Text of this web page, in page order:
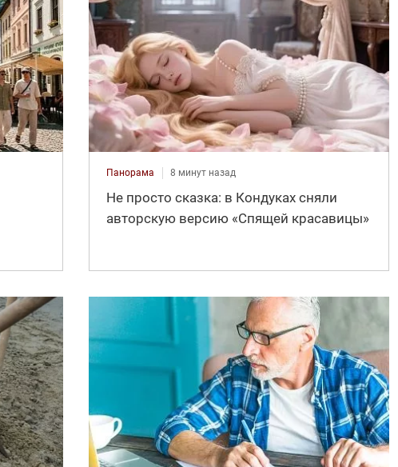
Панорама 8 минут назад
Не просто сказка: в Кондуках сняли
авторскую версию «Спящей красавицы»